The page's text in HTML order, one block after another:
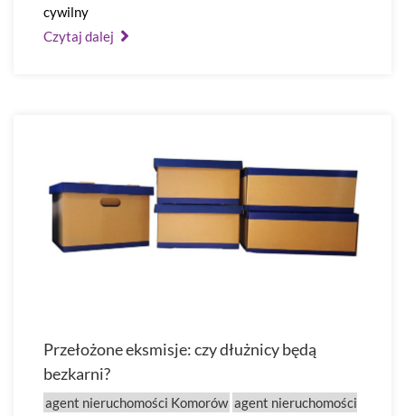
cywilny
Czytaj dalej
Przełożone eksmisje: czy dłużnicy będą
bezkarni?
agent nieruchomości Komorów agent nieruchomości